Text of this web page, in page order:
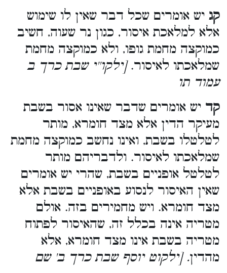
קג יש אומרים שכל דבר שאין לו שימוש
אלא למלאכת איסור, כגון נר שעוה, חשיב
כמוקצה מחמת גופו, ולא כמוקצה מחמת
שמלאכתו לאיסור.[ילקו''י שבת כרך ב
עמוד תו
קד יש אומרים שדבר שאינו אסור בשבת
מעיקר הדין אלא מצד חומרא, מותר
לטלטלו בשבת, ואינו נחשב כמוקצה מחמת
שמלאכתו לאיסור. ולדבריהם מותר
לטלטל אופניים בשבת, שהרי יש אומרים
שאין האיסור לנסוע באופניים בשבת אלא
מצד חומרא. ויש מחמירים בזה. אולם
מטריה אינה בכלל זה, שהאיסור לפתוח
מטריה בשבת אינו מצד חומרא, אלא
מהדין. [ילקוט יוסף שבת כרך ב' שם